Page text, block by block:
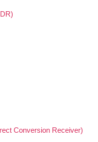
Conversion Receiver)